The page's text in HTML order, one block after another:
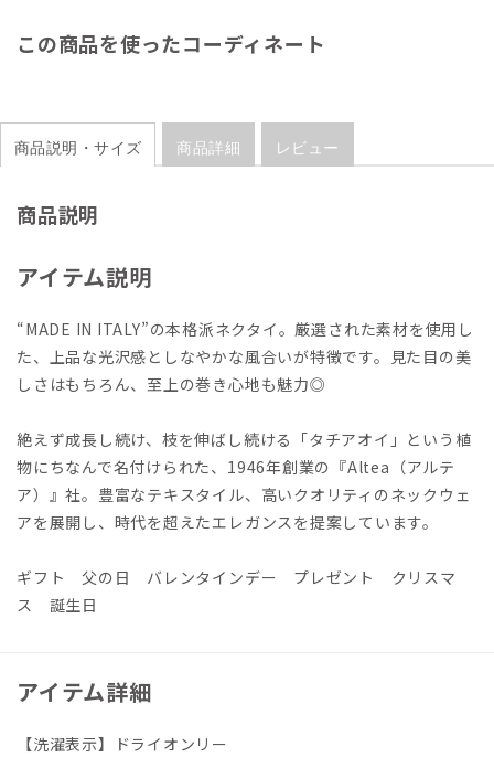
この商品を使ったコーディネート
商品説明・サイズ 商品詳細 レビュー
商品説明
アイテム説明
“MADE IN ITALY”の本格派ネクタイ。厳選された素材を使用し
た、上品な光沢感としなやかな風合いが特徴です。見た目の美
しさはもちろん、至上の巻き心地も魅力◎
絶えず成長し続け、枝を伸ばし続ける「タチアオイ」という植
物にちなんで名付けられた、1946年創業の『Altea（アルテ
ア）』社。豊富なテキスタイル、高いクオリティのネックウェ
アを展開し、時代を超えたエレガンスを提案しています。
ギフト 父の日 バレンタインデー プレゼント クリスマ
ス 誕生日
アイテム詳細
【洗濯表示】ドライオンリー